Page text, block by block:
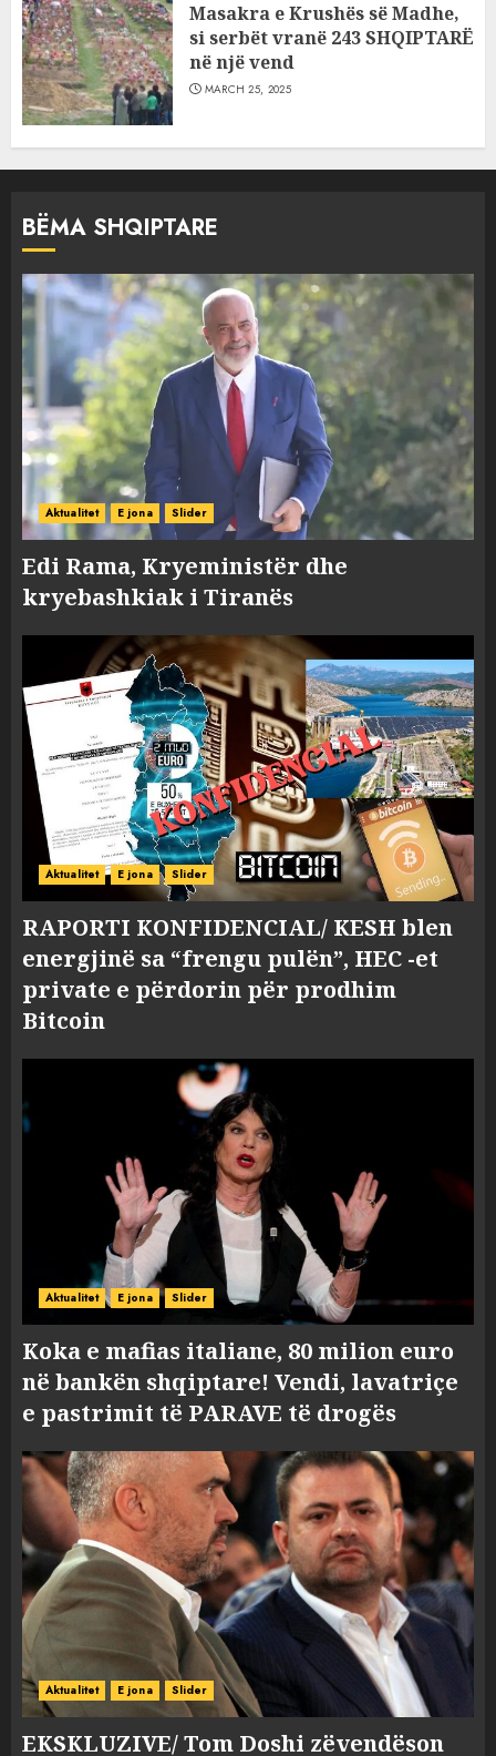
Masakra e Krushës së Madhe,
si serbët vranë 243 SHQIPTARË
në një vend
MARCH 25, 2025
BËMA SHQIPTARE
Aktualitet E jona Slider
Edi Rama, Kryeministër dhe
kryebashkiak i Tiranës
Aktualitet E jona Slider
RAPORTI KONFIDENCIAL/ KESH blen
energjinë sa “frengu pulën”, HEC -et
private e përdorin për prodhim
Bitcoin
Aktualitet E jona Slider
Koka e mafias italiane, 80 milion euro
në bankën shqiptare! Vendi, lavatriçe
e pastrimit të PARAVE të drogës
Aktualitet E jona Slider
EKSKLUZIVE/ Tom Doshi zëvendëson